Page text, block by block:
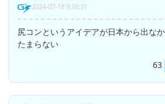
2024-07-18 9:16:31
尻コンというアイデアが日本から出な
たまらない
63